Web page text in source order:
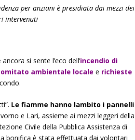
per anziani è presidiata dai mezzi dei
intervenuti
si sente l’eco dell’incendio di
ambientale locale e richieste
Le fiamme hanno lambito i pannelli
e Lari, assieme ai mezzi leggeri della
Civile della Pubblica Assistenza di
bonifica è stata effettuata dai volontari